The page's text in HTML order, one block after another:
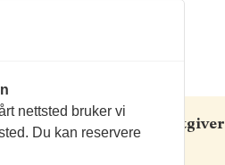
Utgiver
nettsted bruker vi
Du kan reservere